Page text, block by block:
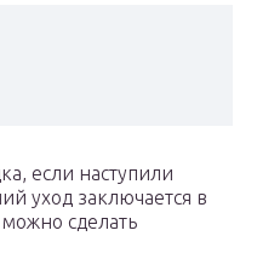
если наступили
уход заключается в
сделать